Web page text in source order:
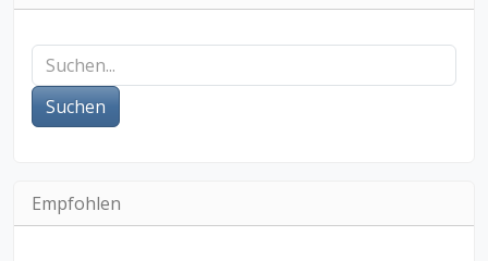
Suchen
Empfohlen